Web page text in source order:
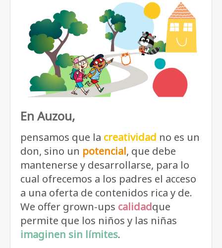
En Auzou,
pensamos que la creatividad no es un
don, sino un potencial, que debe
mantenerse y desarrollarse, para lo
cual ofrecemos a los padres el acceso
a una oferta de contenidos rica y de.
We offer grown-ups calidadque
permite que los niños y las niñas
imaginen sin límites.